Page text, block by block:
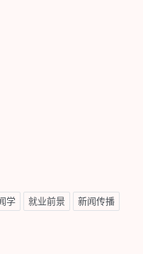
学 就业前景 新闻传播